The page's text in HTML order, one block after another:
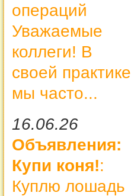
операций
Уважаемые
коллеги! В
своей практике
мы часто...
16.06.26
Объявления:
Купи коня!:
Куплю лошадь